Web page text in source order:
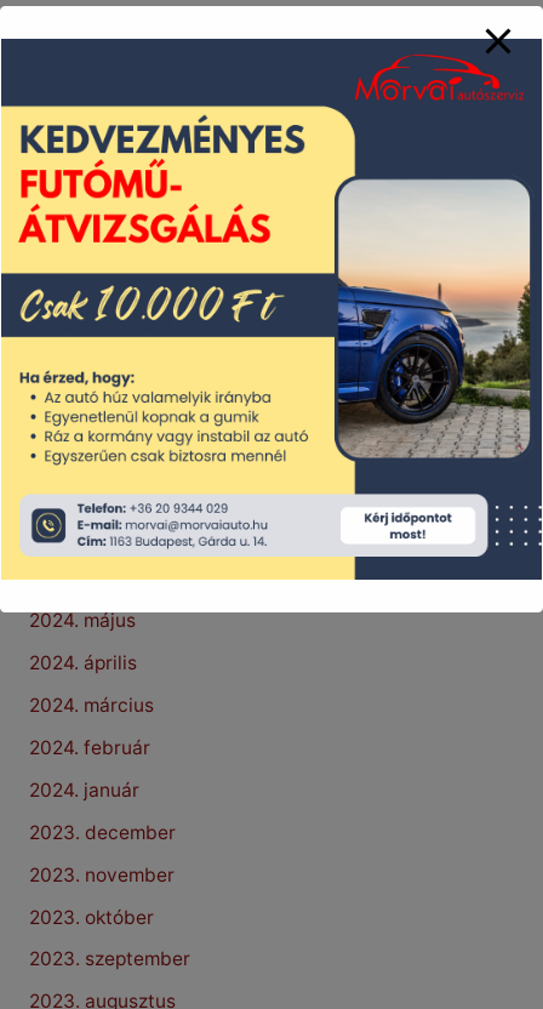
2025. május
2025. április
2025. március
2025. február
2025. január
2024. december
2024. november
2024. október
2024. szeptember
2024. augusztus
2024. július
2024. június
2024. május
2024. április
2024. március
2024. február
2024. január
2023. december
2023. november
2023. október
2023. szeptember
2023. augusztus